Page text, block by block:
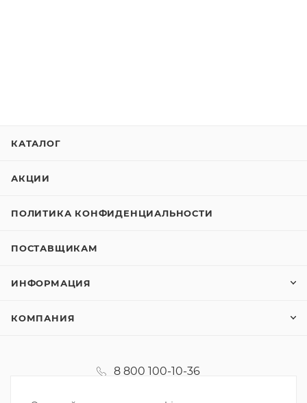
КАТАЛОГ
АКЦИИ
ПОЛИТИКА КОНФИДЕНЦИАЛЬНОСТИ
ПОСТАВЩИКАМ
ИНФОРМАЦИЯ
КОМПАНИЯ
8 800 100-10-36